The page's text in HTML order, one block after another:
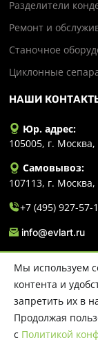
Разделители
Ремонт и
Станочное
Циклонные
НАШИ
Юр. адрес:
105005, г.
Самовывоз:
107113, г.
+7 (495) 927-57-
info@evlart.ru
© 2026 Evlart.
каких
Мы используем
контента и
запретить их в
Продолжая
с Политикой